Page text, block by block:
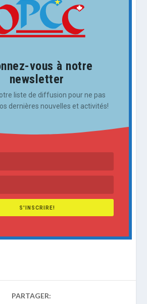
vous à notre
newsletter
liste de diffusion pour ne pas
dernières nouvelles et activités!
S'INSCRIRE!
PARTAGER: